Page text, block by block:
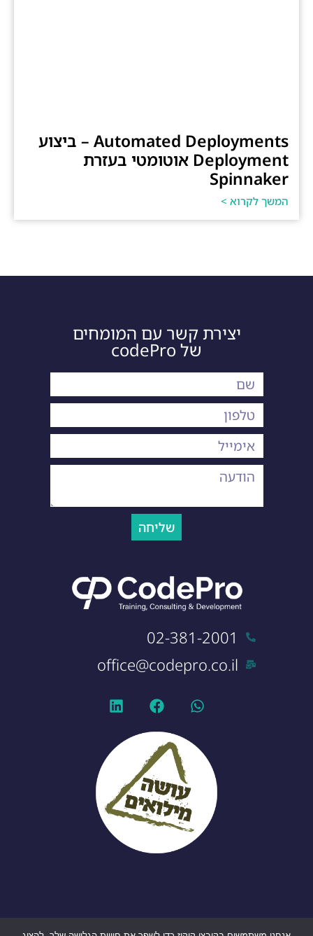
Automated Deployments – ביצוע
Deployment אוטומטי בעזרת
Spinnaker
המשך לקרוא >
יצירת קשר עם המומחים
של codePro
שליחה
02-381-2001
office@codepro.co.il